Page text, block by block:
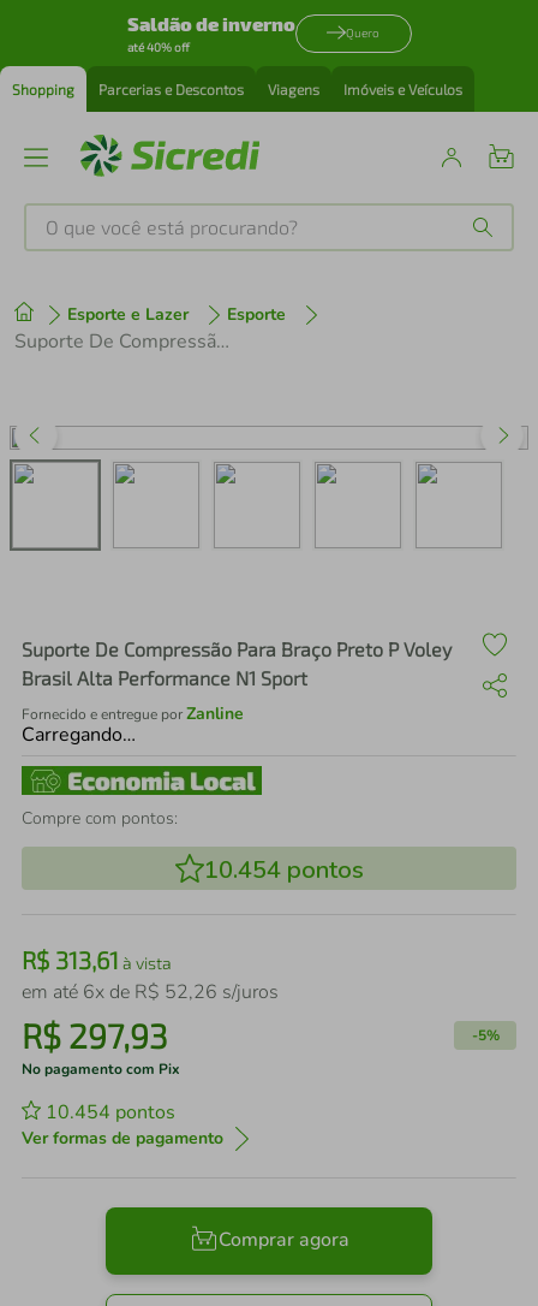
Saldão de inverno
até 40% off
Quero
Shopping Parcerias e Descontos Viagens Imóveis e Veículos
O que você está procurando?
Esporte e Lazer Esporte
Suporte De Compressão Para Braço Preto P Voley Brasil Alta Performance N1 Sport
Suporte De Compressão Para Braço Preto P Voley
Brasil Alta Performance N1 Sport
Fornecido e entregue porZanline
Carregando…
Compre com pontos:
10.454pontos
R$ 313,61 à vista
em até 6x de R$ 52,26 s/juros
R$ 297,93 -5%
No pagamento com Pix
10.454 pontos
Ver formas de pagamento
Comprar agora
1º tenis
perfume